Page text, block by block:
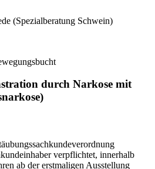
(Spezialberatung Schwein)
durch Narkose mit
verpflichtet, innerhalb
ab der erstmaligen Ausstellung